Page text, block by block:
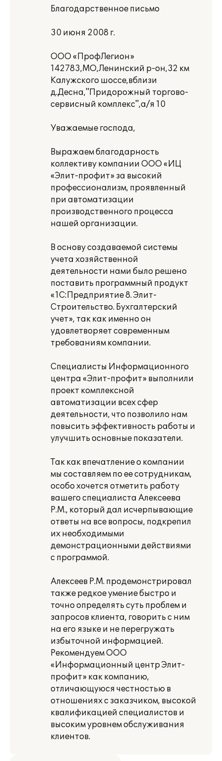
Благодарственное письмо
30 июня 2008 г.
ООО «ПрофЛегион»
142783,МО,Ленинский р-он,32 км
Калужского шоссе,вблизи
д.Десна,"Придорожный торгово-
сервисный комплекс",а/я 10
Уважаемые господа,
Выражаем благодарность
коллективу компании ООО «ИЦ
«Элит-профит» за высокий
профессионализм, проявленный
при автоматизации
производственного процесса
нашей организации.
В основу создаваемой системы
учета хозяйственной
деятельности нами было решено
поставить программный продукт
«1С:Предприятие 8. Элит-
Строительство. Бухгалтерский
учет», так как именно он
удовлетворяет современным
требованиям компании.
Специалисты Информационного
центра «Элит-профит» выполнили
проект комплексной
автоматизации всех сфер
деятельности, что позволило нам
повысить эффективность работы и
улучшить основные показатели.
Так как впечатление о компании
мы составляем по ее сотрудникам,
особо хочется отметить работу
вашего специалиста Алексеева
Р.М., который дал исчерпывающие
ответы на все вопросы, подкрепил
их необходимыми
демонстрационными действиями
с программой.
Алексеев Р.М. продемонстрировал
также редкое умение быстро и
точно определять суть проблем и
запросов клиента, говорить с ним
на его языке и не перегружать
избыточной информацией.
Рекомендуем ООО
«Информационный центр Элит-
профит» как компанию,
отличающуюся честностью в
отношениях с заказчиком, высокой
квалификацией специалистов и
высоким уровнем обслуживания
клиентов.